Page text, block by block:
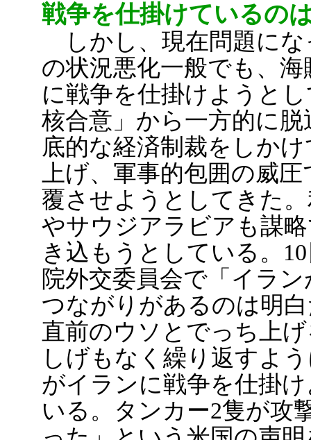
戦争を仕掛けているの
しかし、現在問題にな
の状況悪化一般でも、
に戦争を仕掛けようと
核合意」から一方的に
底的な経済制裁をしか
上げ、軍事的包囲の威
覆させようとしてきた
やサウジアラビアも謀
き込もうとしている。
院外交委員会で「イラ
つながりがあるのは明
直前のウソとでっち上
しげもなく繰り返すよ
がイランに戦争を仕掛
いる。タンカー2隻が攻